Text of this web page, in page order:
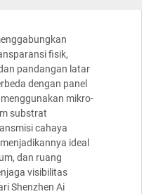
fisik,
pandangan latar
dengan panel
menggunakan mikro-
substrat
cahaya
ideal
dan ruang
visibilitas
Shenzhen Ai